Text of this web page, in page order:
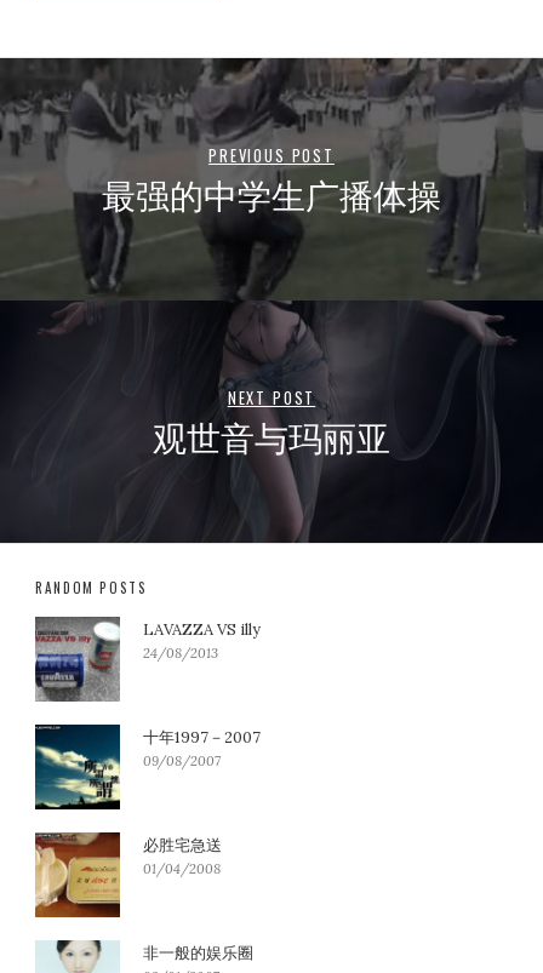
PREVIOUS POST
最强的中学生广播体操
NEXT POST
观世音与玛丽亚
RANDOM POSTS
LAVAZZA VS illy
24/08/2013
十年1997－2007
09/08/2007
必胜宅急送
01/04/2008
非一般的娱乐圈